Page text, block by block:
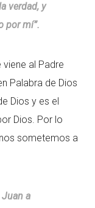
verdad, y
por mí”.
al Padre
Palabra de Dios
Dios y es el
Dios. Por lo
sometemos a
a